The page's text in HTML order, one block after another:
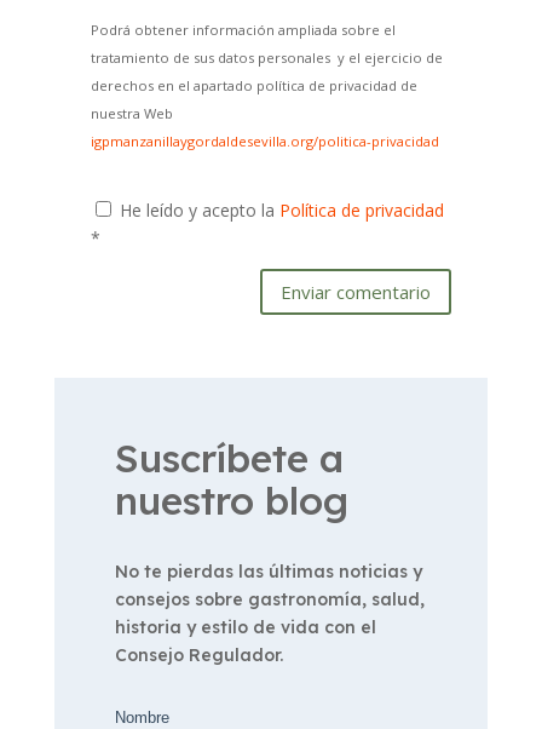
Podrá obtener información ampliada sobre el
tratamiento de sus datos personales y el ejercicio de
derechos en el apartado política de privacidad de
nuestra Web
igpmanzanillaygordaldesevilla.org/politica-privacidad
He leído y acepto la Política de privacidad
*
Enviar comentario
Suscríbete a
nuestro blog
No te pierdas las últimas noticias y
consejos sobre gastronomía, salud,
historia y estilo de vida con el
Consejo Regulador.